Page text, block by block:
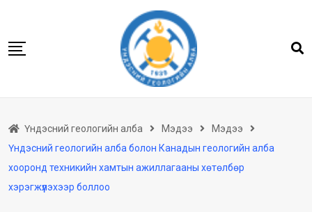
content
Бидний тухай
Үндэсний геологийн алба Мэдээ
Мэдээ
Үндэсний геологийн алба болон Канадын геологийн алба
хооронд техникийн хамтын ажиллагааны хөтөлбөр
хэрэгжүүлэхээр боллоо